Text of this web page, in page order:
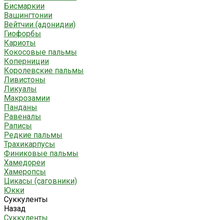
Бисмаркии
Вашингтонии
Вейтчии (адонидии)
Гиофорбы
Кариоты
Кокосовые пальмы
Коперниции
Королевские пальмы
Ливистоны
Ликуалы
Макрозамии
Панданы
Равеналы
Раписы
Редкие пальмы
Трахикарпусы
Финиковые пальмы
Хамедореи
Хамеропсы
Цикасы (саговники)
Юкки
Суккуленты
Назад
Суккуленты